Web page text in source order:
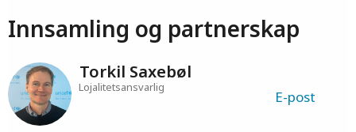
Kontakt oss
Innsamling og partnerskap
Torkil Saxebøl
Lojalitetsansvarlig
E-post